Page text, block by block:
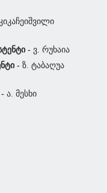
- ვ. რუხაია
- ზ. ტაბაღუა
- ა. მესხი